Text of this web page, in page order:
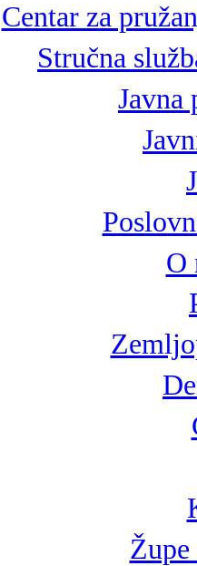
Centar za
Stručna
Javna
O